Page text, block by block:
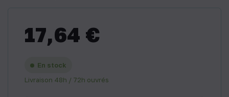
17,64 €
En stock
Livraison 48h / 72h ouvrés